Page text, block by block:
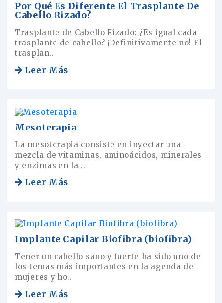
Por Qué Es Diferente El Trasplante De
Cabello Rizado?
Trasplante de Cabello Rizado: ¿Es igual cada
trasplante de cabello? ¡Definitivamente no! El
trasplan..
Leer Más
Mesoterapia
La mesoterapia consiste en inyectar una
mezcla de vitaminas, aminoácidos, minerales
y enzimas en la ..
Leer Más
Implante Capilar Biofibra (biofibra)
Tener un cabello sano y fuerte ha sido uno de
los temas más importantes en la agenda de
mujeres y ho..
Leer Más